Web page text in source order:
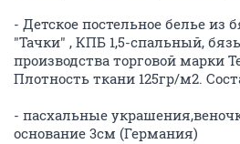
- Детское постельное белье из
"Тачки" , КПБ 1,5-спальный,
производства торговой марки
Плотность ткани 125гр/м2.
- пасхальные
основание 3см (Германия)